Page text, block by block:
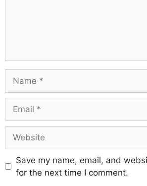
Save my name, email, and
for the next time I comment.